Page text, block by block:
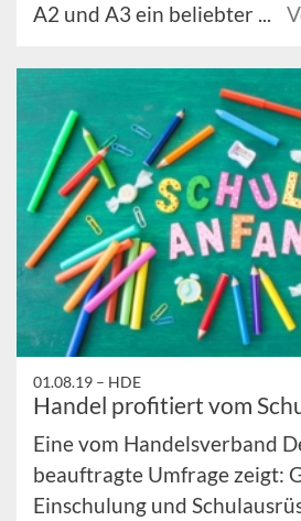
A2 und A3 ein beliebter ...
01.08.19 – HDE
Handel profitiert vom
Eine vom Handelsverband
beauftragte Umfrage zeigt:
Einschulung und